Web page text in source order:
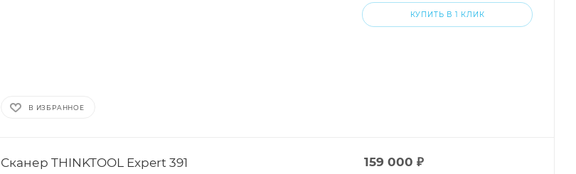
В ИЗБРАННОЕ
КУПИТЬ В 1 КЛИК
Сканер THINKTOOL Expert 391 159 000 ₽